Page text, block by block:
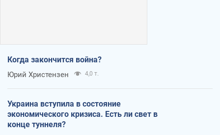
Когда закончится война?
Юрий Христензен 4,0 т.
Украина вступила в состояние
экономического кризиса. Есть ли свет в
конце туннеля?